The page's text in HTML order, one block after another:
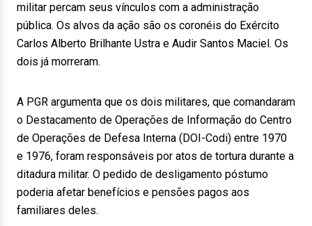
militar percam seus vínculos com a administração
pública. Os alvos da ação são os coronéis do Exército
Carlos Alberto Brilhante Ustra e Audir Santos Maciel. Os
dois já morreram.
A PGR argumenta que os dois militares, que comandaram
o Destacamento de Operações de Informação do Centro
de Operações de Defesa Interna (DOI-Codi) entre 1970
e 1976, foram responsáveis por atos de tortura durante a
ditadura militar. O pedido de desligamento póstumo
poderia afetar benefícios e pensões pagos aos
familiares deles.